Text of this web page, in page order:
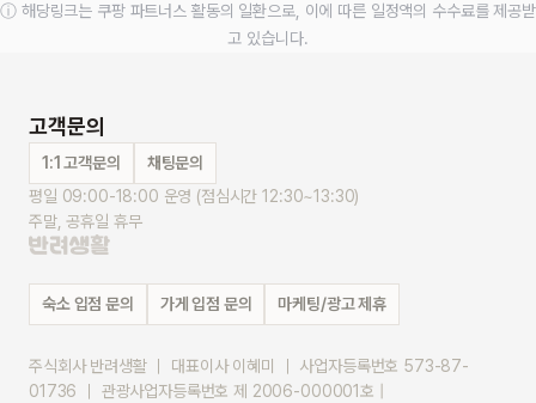
ⓘ 해당링크는 쿠팡 파트너스 활동의 일환으로, 이에 따른 일정액의 수수료를 제공받
고 있습니다.
고객문의
1:1 고객문의
채팅문의
평일 09:00-18:00 운영 (점심시간 12:30~13:30)
주말, 공휴일 휴무
숙소 입점 문의 가게 입점 문의 마케팅/광고 제휴
주식회사 반려생활 ｜ 대표이사 이혜미 ｜ 사업자등록번호 573-87-
01736 ｜ 관광사업자등록번호 제 2006-000001호 |